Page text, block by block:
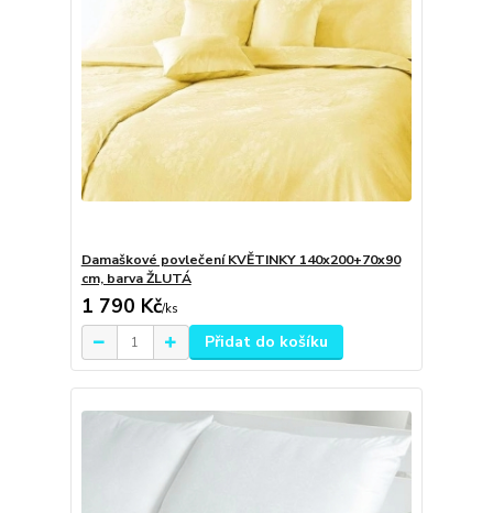
Damaškové povlečení KVĚTINKY 140x200+70x90
cm, barva ŽLUTÁ
1 790 Kč/ks
Přidat do košíku